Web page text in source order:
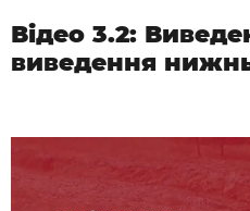
Відео 3.2:
виведення